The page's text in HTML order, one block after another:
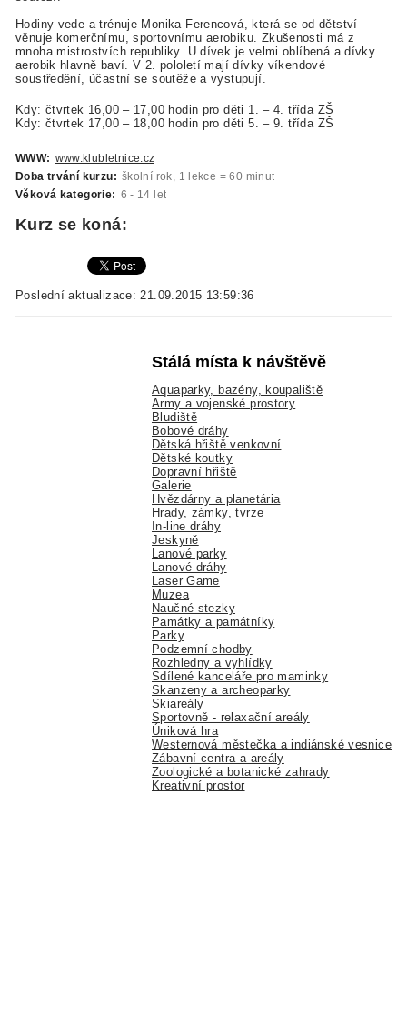
Hodiny vede a trénuje Monika Ferencová, která se od dětství
věnuje komerčnímu, sportovnímu aerobiku. Zkušenosti má z
mnoha mistrostvích republiky. U dívek je velmi oblíbená a dívky
aerobik hlavně baví. V 2. pololetí mají dívky víkendové
soustředění, účastní se soutěže a vystupují.
Kdy: čtvrtek 16,00 – 17,00 hodin pro děti 1. – 4. třída ZŠ
Kdy: čtvrtek 17,00 – 18,00 hodin pro děti 5. – 9. třída ZŠ
WWW: www.klubletnice.cz
Doba trvání kurzu: školní rok, 1 lekce = 60 minut
Věková kategorie: 6 - 14 let
Kurz se koná:
Poslední aktualizace: 21.09.2015 13:59:36
Stálá místa k návštěvě
Aquaparky, bazény, koupaliště
Army a vojenské prostory
Bludiště
Bobové dráhy
Dětská hřiště venkovní
Dětské koutky
Dopravní hřiště
Galerie
Hvězdárny a planetária
Hrady, zámky, tvrze
In-line dráhy
Jeskyně
Lanové parky
Lanové dráhy
Laser Game
Muzea
Naučné stezky
Památky a památníky
Parky
Podzemní chodby
Rozhledny a vyhlídky
Sdílené kanceláře pro maminky
Skanzeny a archeoparky
Skiareály
Sportovně - relaxační areály
Úniková hra
Westernová městečka a indiánské vesnice
Zábavní centra a areály
Zoologické a botanické zahrady
Kreativní prostor